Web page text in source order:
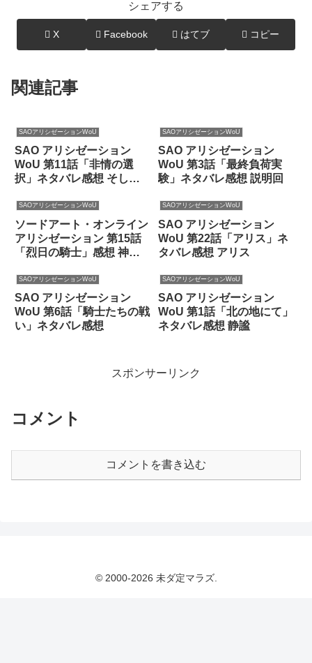
シェアする
X Facebook はてブ コピー
関連記事
SAOアリシゼーションWoU
SAO アリシゼーション
WoU 第11話「非情の選
択」ネタバレ感想 そして
SAOアリシゼーションWoU
SAO アリシゼーション
WoU 第3話「最終負荷実
験」ネタバレ感想 説明回
SAOアリシゼーションWoU
ソードアート・オンライン
アリシゼーション 第15話
「烈日の騎士」感想 神回
SAOアリシゼーションWoU
SAO アリシゼーション
WoU 第22話「アリス」ネ
タバレ感想 アリス
SAOアリシゼーションWoU
SAO アリシゼーション
WoU 第6話「騎士たちの戦
い」ネタバレ感想
SAOアリシゼーションWoU
SAO アリシゼーション
WoU 第1話「北の地にて」
ネタバレ感想 静謐
スポンサーリンク
コメント
コメントを書き込む
© 2000-2026 未ダ定マラズ.